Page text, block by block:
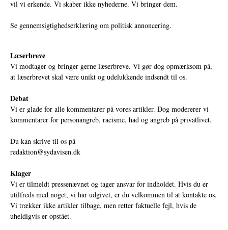
vil vi erkende. Vi skaber ikke nyhederne. Vi bringer dem.
Se gennemsigtighedserklæring om politisk annoncering.
Læserbreve
Vi modtager og bringer gerne læserbreve. Vi gør dog opmærksom på,
at læserbrevet skal være unikt og udelukkende indsendt til os.
Debat
Vi er glade for alle kommentarer på vores artikler. Dog modererer vi
kommentarer for personangreb, racisme, had og angreb på privatlivet.
Du kan skrive til os på
redaktion@sydavisen.dk
Klager
Vi er tilmeldt pressenævnet og tager ansvar for indholdet. Hvis du er
utilfreds med noget, vi har udgivet, er du velkommen til at kontakte os.
Vi trækker ikke artikler tilbage, men retter faktuelle fejl, hvis de
uheldigvis er opstået.